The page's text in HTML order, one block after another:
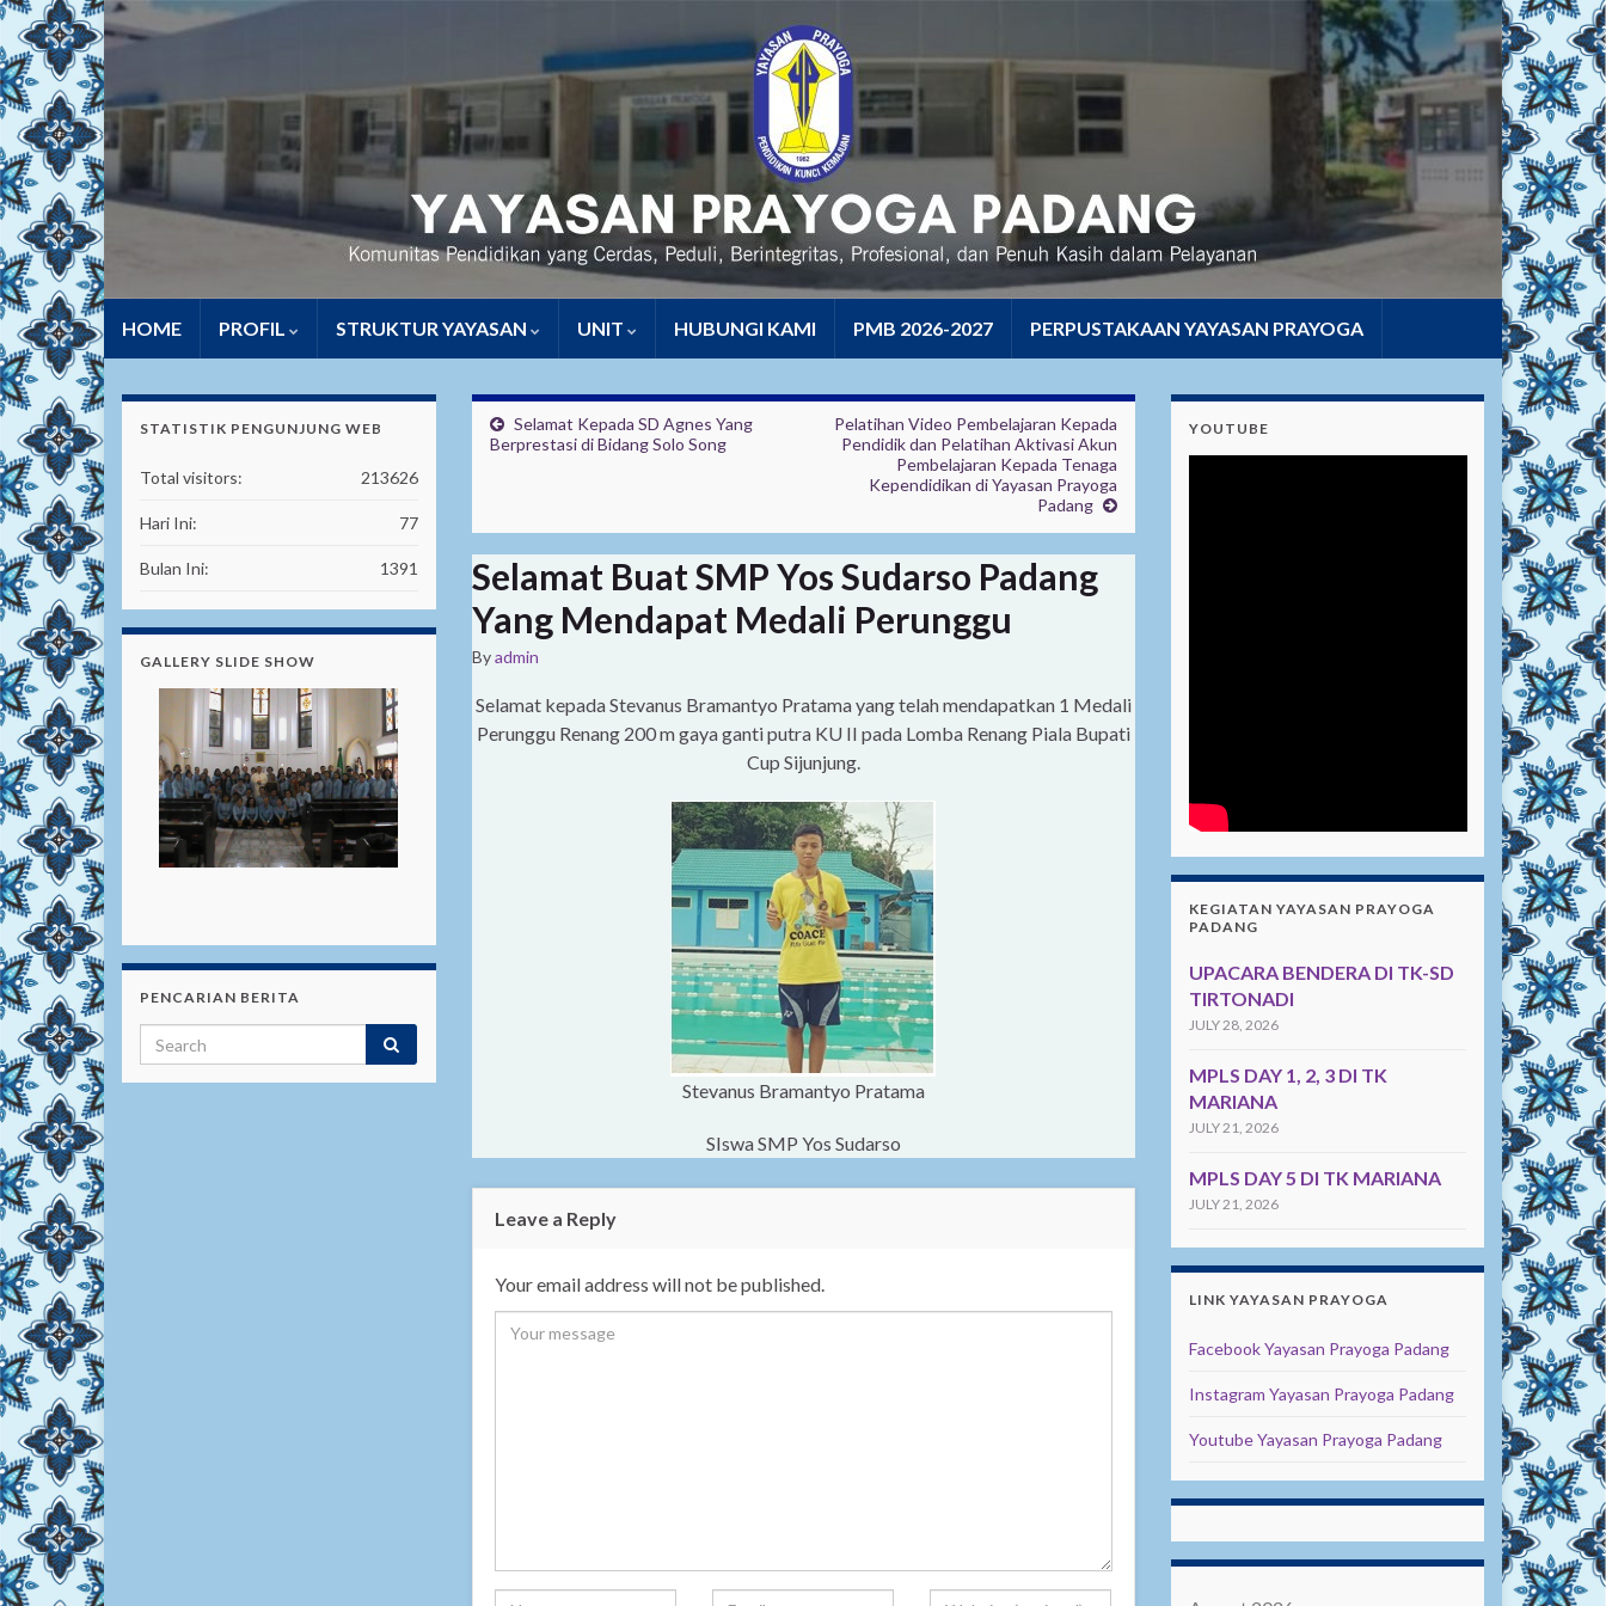
HOME PROFIL STRUKTUR YAYASAN UNIT HUBUNGI KAMI PMB 2026-2027 PERPUSTAKAAN YAYASAN PRAYOGA
Selamat Kepada SD Agnes Yang
Berprestasi di Bidang Solo Song
Pelatihan Video Pembelajaran Kepada
Pendidik dan Pelatihan Aktivasi Akun
Pembelajaran Kepada Tenaga
Kependidikan di Yayasan Prayoga
Padang
Selamat Buat SMP Yos Sudarso Padang
Yang Mendapat Medali Perunggu
Byadmin
Selamat kepada Stevanus Bramantyo Pratama yang telah mendapatkan 1 Medali
Perunggu Renang 200 m gaya ganti putra KU II pada Lomba Renang Piala Bupati
Cup Sijunjung.
Stevanus Bramantyo Pratama
SIswa SMP Yos Sudarso
Leave a Reply
Your email address will not be published.
STATISTIK PENGUNJUNG WEB
213626
Total visitors:
77
Hari Ini:
1391
Bulan Ini:
GALLERY SLIDE SHOW
PENCARIAN BERITA
YOUTUBE
KEGIATAN YAYASAN PRAYOGA
PADANG
UPACARA BENDERA DI TK-SD
TIRTONADI
JULY 28, 2026
MPLS DAY 1, 2, 3 DI TK
MARIANA
JULY 21, 2026
MPLS DAY 5 DI TK MARIANA
JULY 21, 2026
LINK YAYASAN PRAYOGA
Facebook Yayasan Prayoga Padang
Instagram Yayasan Prayoga Padang
Youtube Yayasan Prayoga Padang